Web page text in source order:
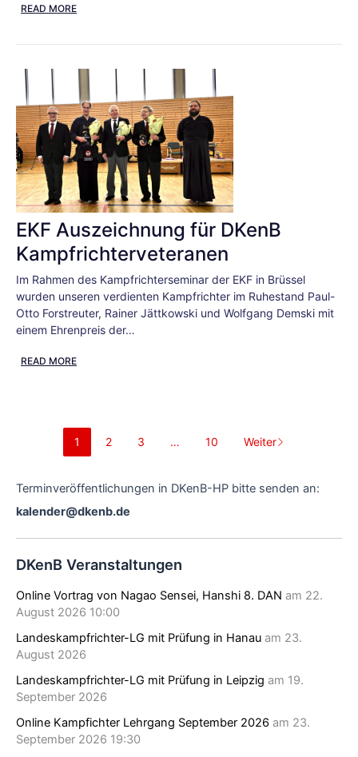
READ MORE
EKF Auszeichnung für DKenB
Kampfrichterveteranen
Im Rahmen des Kampfrichterseminar der EKF in Brüssel
wurden unseren verdienten Kampfrichter im Ruhestand Paul-
Otto Forstreuter, Rainer Jättkowski und Wolfgang Demski mit
einem Ehrenpreis der…
READ MORE
1 2 3 … 10 Weiter
Terminveröffentlichungen in DKenB-HP bitte senden an:
kalender@dkenb.de
DKenB Veranstaltungen
Online Vortrag von Nagao Sensei, Hanshi 8. DAN am 22.
August 2026 10:00
Landeskampfrichter-LG mit Prüfung in Hanau am 23.
August 2026
Landeskampfrichter-LG mit Prüfung in Leipzig am 19.
September 2026
Online Kampfichter Lehrgang September 2026 am 23.
September 2026 19:30